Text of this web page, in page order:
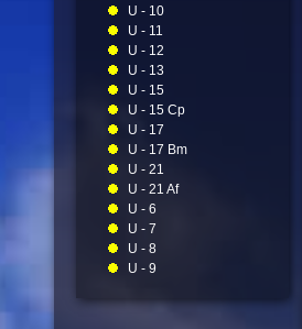
U - 10
U - 11
U - 12
U - 13
U - 15
U - 15 Cp
U - 17
U - 17 Bm
U - 21
U - 21 Af
U - 6
U - 7
U - 8
U - 9